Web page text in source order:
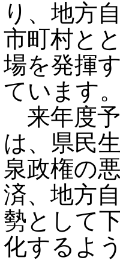
り、地方
市町村と
場を発揮
ています
来年度
は、県民
泉政権の
済、地方
勢として
化するよ